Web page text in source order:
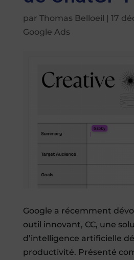
par Thomas Belloeil | 17
Google Ads
Google a récemment
outil innovant, CC, une
d’intelligence artificielle
productivité. Présenté